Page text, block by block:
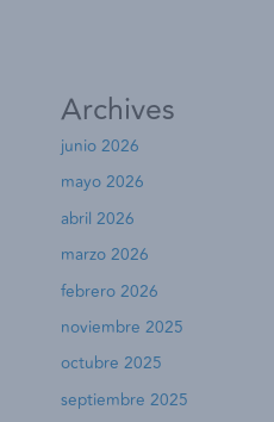
Archives
junio 2026
mayo 2026
abril 2026
marzo 2026
febrero 2026
noviembre 2025
octubre 2025
septiembre 2025